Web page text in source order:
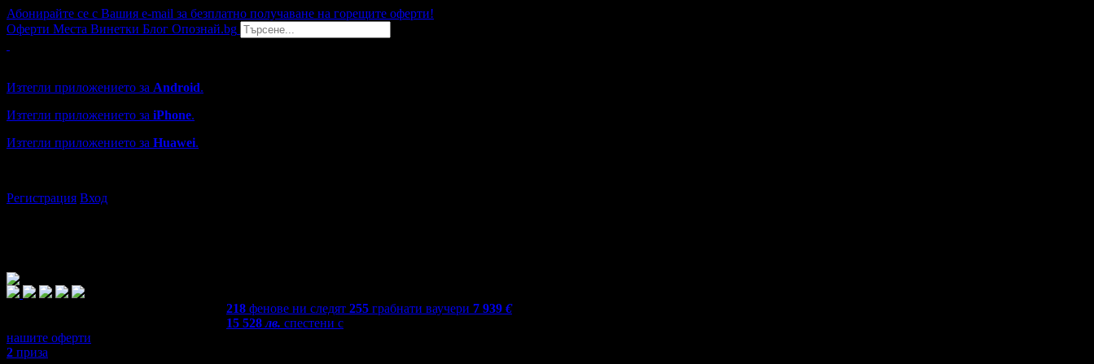
Абонирайте се с Вашия e-mail за безплатно получаване на горещите оферти!
Оферти Места Винетки Блог Опознай.bg
Изтегли приложението за Android.
Изтегли приложението за iPhone.
Изтегли приложението за Huawei.
Регистрация Вход
218 фенове ни следят 255 грабнати ваучери 7 939 €
15 528лв. спестени с
нашите оферти
2 приза